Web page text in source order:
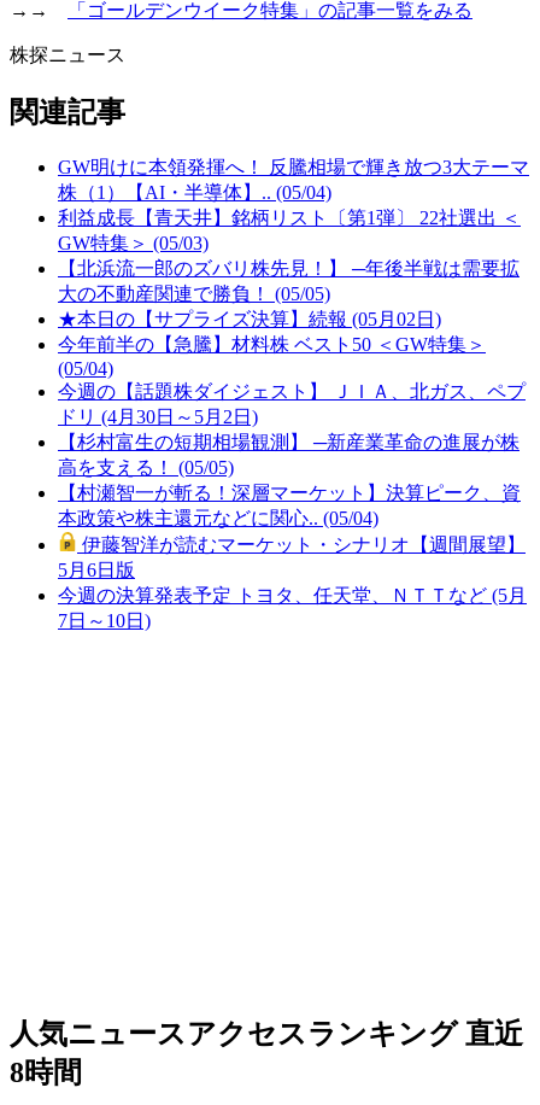
→→ 「ゴールデンウイーク特集」の記事一覧をみる
株探ニュース
関連記事
GW明けに本領発揮へ！ 反騰相場で輝き放つ3大テーマ
株（1）【AI・半導体】.. (05/04)
利益成長【青天井】銘柄リスト〔第1弾〕 22社選出 ＜
GW特集＞ (05/03)
【北浜流一郎のズバリ株先見！】 ─年後半戦は需要拡
大の不動産関連で勝負！ (05/05)
★本日の【サプライズ決算】続報 (05月02日)
今年前半の【急騰】材料株 ベスト50 ＜GW特集＞
(05/04)
今週の【話題株ダイジェスト】 ＪＩＡ、北ガス、ペプ
ドリ (4月30日～5月2日)
【杉村富生の短期相場観測】 ─新産業革命の進展が株
高を支える！ (05/05)
【村瀬智一が斬る！深層マーケット】決算ピーク、資
本政策や株主還元などに関心.. (05/04)
伊藤智洋が読むマーケット・シナリオ【週間展望】
5月6日版
今週の決算発表予定 トヨタ、任天堂、ＮＴＴなど (5月
7日～10日)
人気ニュースアクセスランキング 直近
8時間